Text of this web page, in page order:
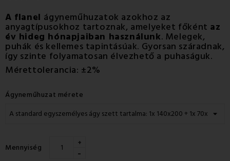
A flanel ágyneműhuzatok azokhoz az
anyagtípusokhoz tartoznak, amelyeket főként az
év hideg hónapjaiban használunk. Melegek,
puhák és kellemes tapintásúak. Gyorsan száradnak,
így szinte folyamatosan élvezhető a puhaságuk.
Mérettolerancia: ±2%
Ágyneműhuzat mérete
Mennyiség +
-